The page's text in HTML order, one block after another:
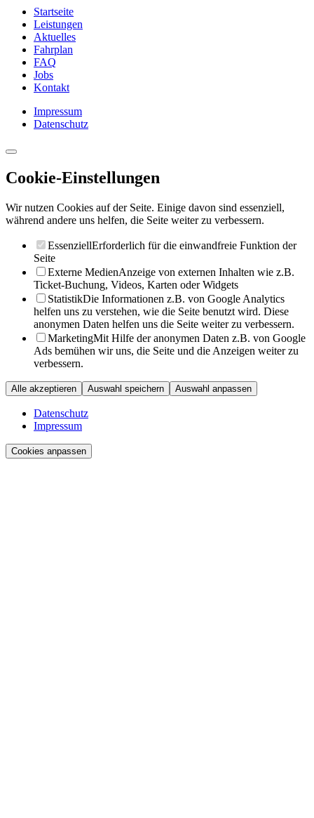
Startseite
Leistungen
Aktuelles
Fahrplan
FAQ
Jobs
Kontakt
Impressum
Datenschutz
Cookie-Einstellungen
Wir nutzen Cookies auf der Seite. Einige davon sind essenziell,
während andere uns helfen, die Seite weiter zu verbessern.
EssenziellErforderlich für die einwandfreie Funktion der
Seite
Externe MedienAnzeige von externen Inhalten wie z.B.
Ticket-Buchung, Videos, Karten oder Widgets
StatistikDie Informationen z.B. von Google Analytics
helfen uns zu verstehen, wie die Seite benutzt wird. Diese
anonymen Daten helfen uns die Seite weiter zu verbessern.
MarketingMit Hilfe der anonymen Daten z.B. von Google
Ads bemühen wir uns, die Seite und die Anzeigen weiter zu
verbessern.
Alle akzeptieren Auswahl speichern Auswahl anpassen
Datenschutz
Impressum
Cookies anpassen